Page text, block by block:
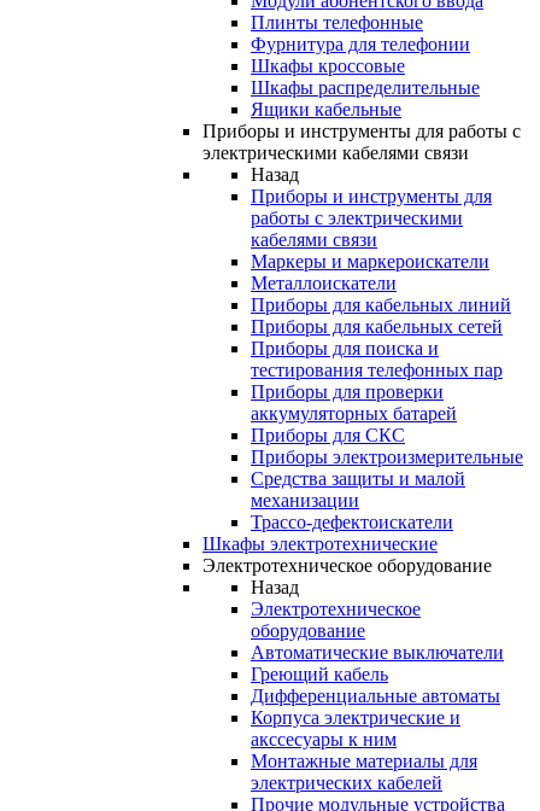
Плинты телефонные
Фурнитура для телефонии
Шкафы кроссовые
Шкафы распределительные
Ящики кабельные
Приборы и инструменты для работы с
электрическими кабелями связи
Назад
Приборы и инструменты для
работы с электрическими
кабелями связи
Маркеры и маркероискатели
Металлоискатели
Приборы для кабельных линий
Приборы для кабельных сетей
Приборы для поиска и
тестирования телефонных пар
Приборы для проверки
аккумуляторных батарей
Приборы для СКС
Приборы электроизмерительные
Средства защиты и малой
механизации
Трассо-дефектоискатели
Шкафы электротехнические
Электротехническое оборудование
Назад
Электротехническое
оборудование
Автоматические выключатели
Греющий кабель
Дифференциальные автоматы
Корпуса электрические и
акссесуары к ним
Монтажные материалы для
электрических кабелей
Прочие модульные устройства